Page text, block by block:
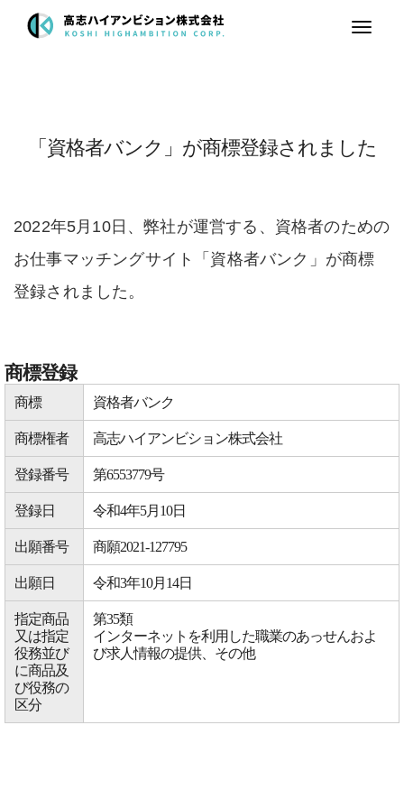
Toggle
「資格者バンク」が商標登録されました
2022年5月10日、弊社が運営する、資格者のための
お仕事マッチングサイト「資格者バンク」が商標
登録されました。
商標登録
商標 資格者バンク
商標権者 高志ハイアンビション株式会社
登録番号 第6553779号
登録日 令和4年5月10日
出願番号 商願2021-127795
出願日 令和3年10月14日
指定商品
又は指定
役務並び
に商品及
び役務の
区分
第35類
インターネットを利用した職業のあっせんおよ
び求人情報の提供、その他